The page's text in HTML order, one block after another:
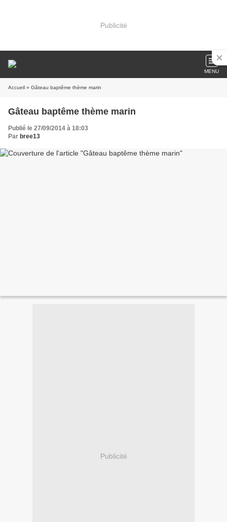
Publicité
MENU
Accueil » Gâteau baptême thème marin
Gâteau baptême thème marin
Publié le 27/09/2014 à 18:03
Par bree13
Publicité